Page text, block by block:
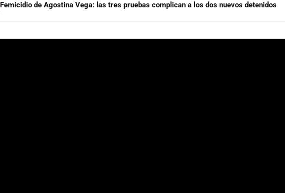
Femicidio de Agostina Vega: las tres pruebas complican a los dos nuevos detenidos